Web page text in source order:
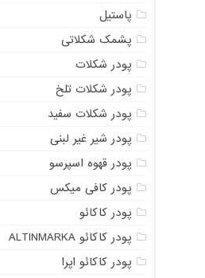
پاستیل
پشمک شکلاتی
پودر شکلات
پودر شکلات تلخ
پودر شکلات سفید
پودر شیر غیر لبنی
پودر قهوه اسپرسو
پودر کافی میکس
پودر کاکائو
پودر کاکائو ALTINMARKA
پودر کاکائو اپرا